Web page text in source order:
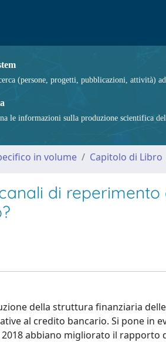
(persone, progetti, pubblicazioni, attività)
le informazioni sulla produzione scientifica
in volume Capitolo di Libro
di
della struttura finanziaria
al credito bancario. Si pone in
abbiano migliorato il